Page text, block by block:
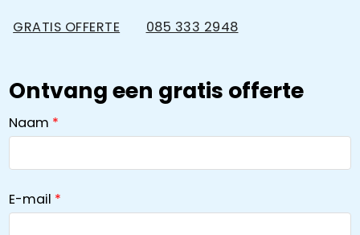
GRATIS OFFERTE 085 333 2948
Ontvang een gratis offerte
Naam
E-mail